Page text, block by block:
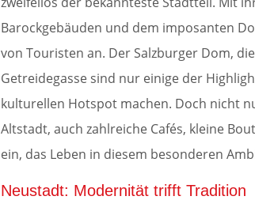
Barockgebäuden und dem imposanten
von Touristen an. Der Salzburger Dom,
Getreidegasse sind nur einige der
kulturellen Hotspot machen. Doch nicht
Altstadt, auch zahlreiche Cafés, kleine
ein, das Leben in diesem besonderen
Neustadt: Modernität trifft Tradition